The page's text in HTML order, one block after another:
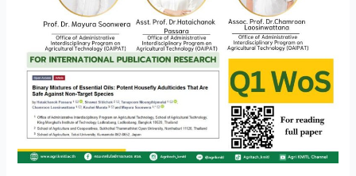
ศ.ดร.มยุรา
วีระ
ผศ.ดร.หทัย
ชนก